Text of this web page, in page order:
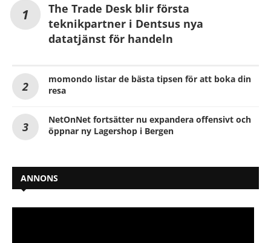
The Trade Desk blir första
teknikpartner i Dentsus nya
datatjänst för handeln
momondo listar de bästa tipsen för att boka din
resa
NetOnNet fortsätter nu expandera offensivt och
öppnar ny Lagershop i Bergen
ANNONS